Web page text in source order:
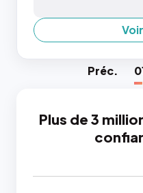
Préc.
Plus de 3